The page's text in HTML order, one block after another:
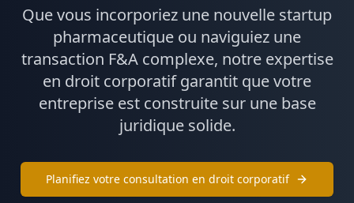
Que vous incorporiez une nouvelle startup
pharmaceutique ou naviguiez une
transaction F&A complexe, notre expertise
en droit corporatif garantit que votre
entreprise est construite sur une base
juridique solide.
Planifiez votre consultation en droit corporatif